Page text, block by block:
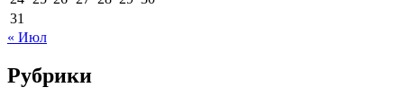
31
« Июл
Рубрики